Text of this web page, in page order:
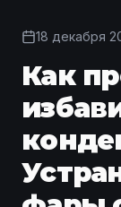
18 декабря
Как